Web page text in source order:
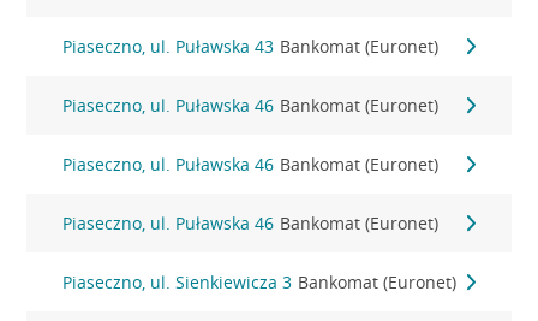
Piaseczno, ul. Puławska 43 Bankomat (Euronet)
Piaseczno, ul. Puławska 46 Bankomat (Euronet)
Piaseczno, ul. Puławska 46 Bankomat (Euronet)
Piaseczno, ul. Puławska 46 Bankomat (Euronet)
Piaseczno, ul. Sienkiewicza 3 Bankomat (Euronet)